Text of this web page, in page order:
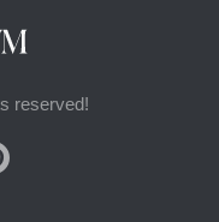
reserved!